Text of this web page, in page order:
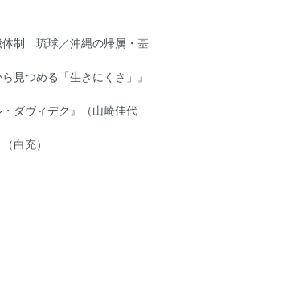
制 琉球／沖縄の帰属・基
つめる「生きにくさ」』
ダヴィデク』（山崎佳代
白充）